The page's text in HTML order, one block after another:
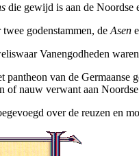
die gewijd is aan de Noordse
godenstammen, de Asen
Vanengodheden
pantheon van de
of nauw verwant aan
over de reuzen en